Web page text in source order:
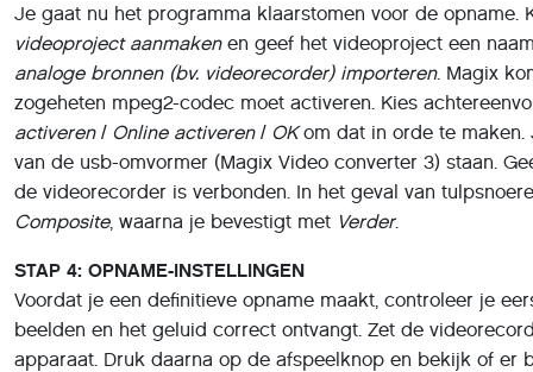
analoge bronnen (bv. videorecorder) importeren. Magix
zogeheten mpeg2-codec moet activeren. Kies
activeren/Online activeren/OKom dat in orde te maken.
van de usb-omvormer (Magix Video converter 3) staan.
de videorecorder is verbonden. In het geval van
Composite, waarna je bevestigt metVerder.
STAP 4: OPNAME-INSTELLINGEN
beelden en het geluid correct ontvangt. Zet de
apparaat. Druk daarna op de afspeelknop en bekijk of er
Hoor je ook geluid, dan is het programma in principe
digitaliseren. Toch is het verstandig om nog even de